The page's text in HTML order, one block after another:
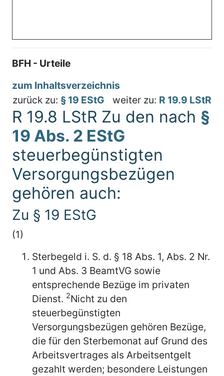
BFH - Urteile
zum Inhaltsverzeichnis
zurück zu: § 19 EStG weiter zu: R 19.9 LStR
R 19.8 LStR Zu den nach §
19 Abs. 2 EStG
steuerbegünstigten
Versorgungsbezügen
gehören auch:
Zu § 19 EStG
(1)
Sterbegeld i. S. d. § 18 Abs. 1, Abs. 2 Nr.
1 und Abs. 3 BeamtVG sowie
entsprechende Bezüge im privaten
Dienst. 2Nicht zu den
steuerbegünstigten
Versorgungsbezügen gehören Bezüge,
die für den Sterbemonat auf Grund des
Arbeitsvertrages als Arbeitsentgelt
gezahlt werden; besondere Leistungen